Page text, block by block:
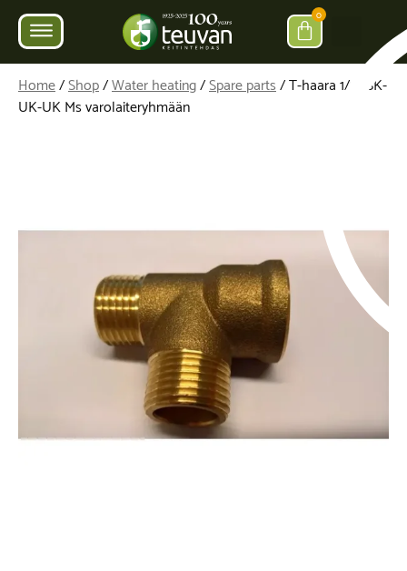
0
Home/Shop/Water heating/Spare parts/ T-haara 1/2″ SK-
UK-UK Ms varolaiteryhmään